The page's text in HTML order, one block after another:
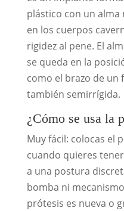
plástico con un alma
en los cuerpos
rigidez al pene. El
se queda en la
como el brazo de un
también semirrígida.
¿Cómo se usa la
Muy fácil: colocas el
cuando quieres
a una postura
bomba ni
prótesis es nueva o